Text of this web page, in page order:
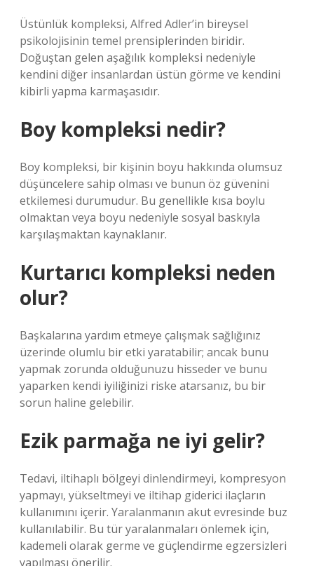
Üstünlük kompleksi, Alfred Adler’in bireysel
psikolojisinin temel prensiplerinden biridir.
Doğuştan gelen aşağılık kompleksi nedeniyle
kendini diğer insanlardan üstün görme ve kendini
kibirli yapma karmaşasıdır.
Boy kompleksi nedir?
Boy kompleksi, bir kişinin boyu hakkında olumsuz
düşüncelere sahip olması ve bunun öz güvenini
etkilemesi durumudur. Bu genellikle kısa boylu
olmaktan veya boyu nedeniyle sosyal baskıyla
karşılaşmaktan kaynaklanır.
Kurtarıcı kompleksi neden
olur?
Başkalarına yardım etmeye çalışmak sağlığınız
üzerinde olumlu bir etki yaratabilir; ancak bunu
yapmak zorunda olduğunuzu hisseder ve bunu
yaparken kendi iyiliğinizi riske atarsanız, bu bir
sorun haline gelebilir.
Ezik parmağa ne iyi gelir?
Tedavi, iltihaplı bölgeyi dinlendirmeyi, kompresyon
yapmayı, yükseltmeyi ve iltihap giderici ilaçların
kullanımını içerir. Yaralanmanın akut evresinde buz
kullanılabilir. Bu tür yaralanmaları önlemek için,
kademeli olarak germe ve güçlendirme egzersizleri
yapılması önerilir.